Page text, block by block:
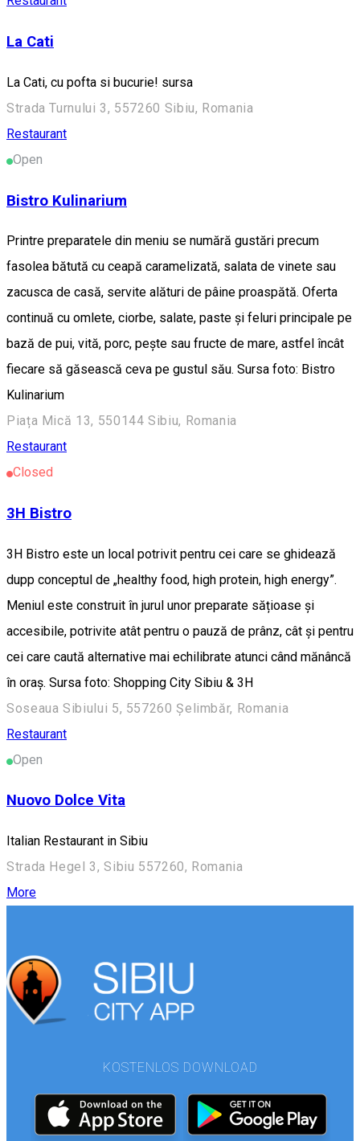
La Cati
La Cati, cu pofta si bucurie! sursa
Strada Turnului 3, 557260 Sibiu, Romania
Restaurant
Open
Bistro Kulinarium
Printre preparatele din meniu se numără gustări precum
fasolea bătută cu ceapă caramelizată, salata de vinete sau
zacusca de casă, servite alături de pâine proaspătă. Oferta
continuă cu omlete, ciorbe, salate, paste și feluri principale pe
bază de pui, vită, porc, pește sau fructe de mare, astfel încât
fiecare să găsească ceva pe gustul său. Sursa foto: Bistro
Kulinarium
Piața Mică 13, 550144 Sibiu, Romania
Restaurant
Closed
3H Bistro
3H Bistro este un local potrivit pentru cei care se ghidează
dupp conceptul de „healthy food, high protein, high energy”.
Meniul este construit în jurul unor preparate sățioase și
accesibile, potrivite atât pentru o pauză de prânz, cât și pentru
cei care caută alternative mai echilibrate atunci când mănâncă
în oraș. Sursa foto: Shopping City Sibiu & 3H
Soseaua Sibiului 5, 557260 Șelimbăr, Romania
Restaurant
Open
Nuovo Dolce Vita
Italian Restaurant in Sibiu
Strada Hegel 3, Sibiu 557260, Romania
More
KOSTENLOS DOWNLOAD